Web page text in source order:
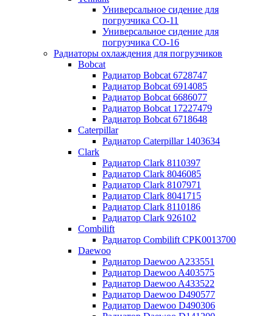
Универсальное сидение для
погрузчика CO-11
Универсальное сидение для
погрузчика CO-16
Радиаторы охлаждения для погрузчиков
Bobcat
Радиатор Bobcat 6728747
Радиатор Bobcat 6914085
Радиатор Bobcat 6686077
Радиатор Bobcat 17227479
Радиатор Bobcat 6718648
Caterpillar
Радиатор Caterpillar 1403634
Clark
Радиатор Clark 8110397
Радиатор Clark 8046085
Радиатор Clark 8107971
Радиатор Clark 8041715
Радиатор Clark 8110186
Радиатор Clark 926102
Combilift
Радиатор Combilift CPK0013700
Daewoo
Радиатор Daewoo A233551
Радиатор Daewoo A403575
Радиатор Daewoo A433522
Радиатор Daewoo D490577
Радиатор Daewoo D490306